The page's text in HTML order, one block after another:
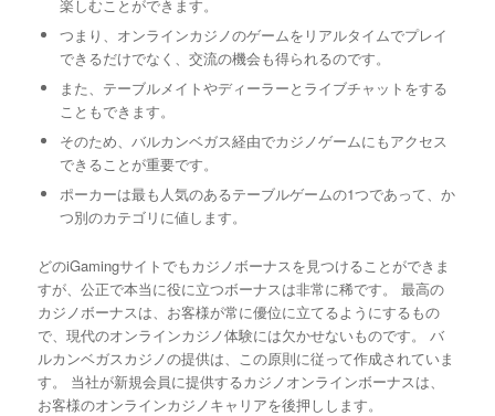
楽しむことができます。
つまり、オンラインカジノのゲームをリアルタイムでプレイ
できるだけでなく、交流の機会も得られるのです。
また、テーブルメイトやディーラーとライブチャットをする
こともできます。
そのため、バルカンベガス経由でカジノゲームにもアクセス
できることが重要です。
ポーカーは最も人気のあるテーブルゲームの1つであって、か
つ別のカテゴリに値します。
どのiGamingサイトでもカジノボーナスを見つけることができま
すが、公正で本当に役に立つボーナスは非常に稀です。 最高の
カジノボーナスは、お客様が常に優位に立てるようにするもの
で、現代のオンラインカジノ体験には欠かせないものです。 バ
ルカンベガスカジノの提供は、この原則に従って作成されていま
す。 当社が新規会員に提供するカジノオンラインボーナスは、
お客様のオンラインカジノキャリアを後押しします。